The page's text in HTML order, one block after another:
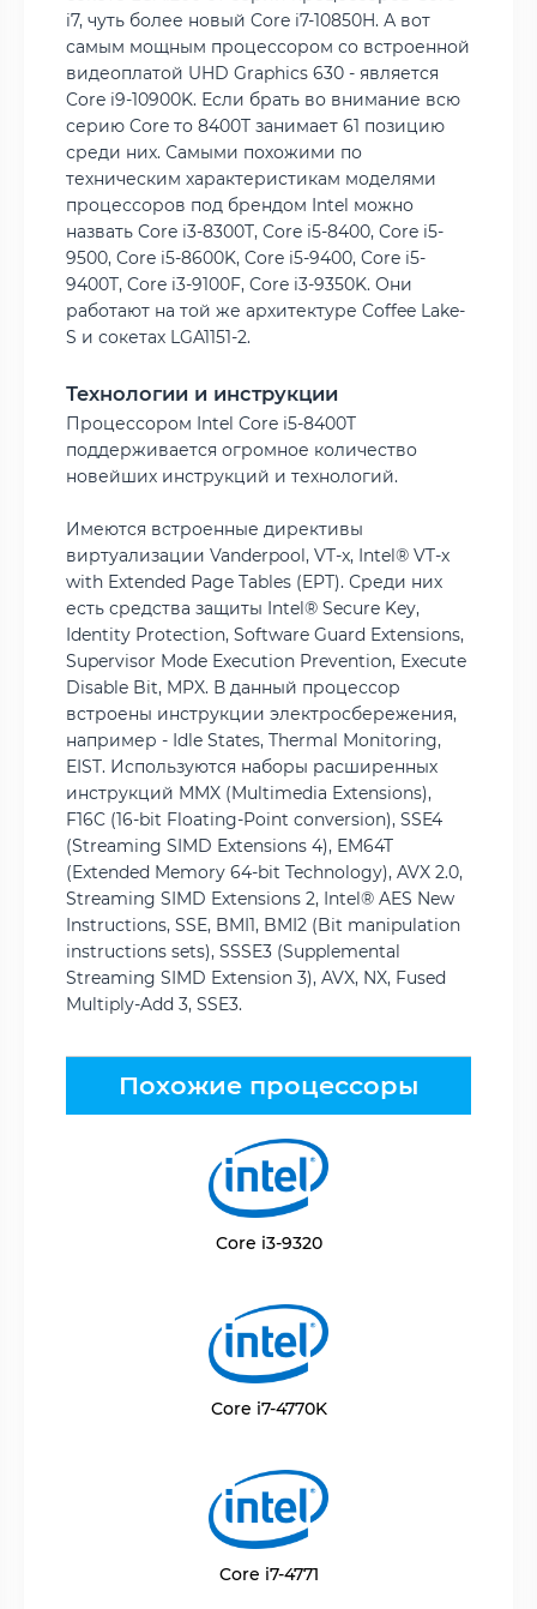
i7, чуть более новый Core i7-10850H. А вот
самым мощным процессором со встроенной
видеоплатой UHD Graphics 630 - является
Core i9-10900K. Если брать во внимание всю
серию Core то 8400T занимает 61 позицию
среди них. Самыми похожими по
техническим характеристикам моделями
процессоров под брендом Intel можно
назвать Core i3-8300T, Core i5-8400, Core i5-
9500, Core i5-8600K, Core i5-9400, Core i5-
9400T, Core i3-9100F, Core i3-9350K. Они
работают на той же архитектуре Coffee Lake-
S и сокетах LGA1151-2.
Технологии и инструкции
Процессором Intel Core i5-8400T
поддерживается огромное количество
новейших инструкций и технологий.
Имеются встроенные директивы
виртуализации Vanderpool, VT-x, Intel® VT-x
with Extended Page Tables (EPT). Среди них
есть средства защиты Intel® Secure Key,
Identity Protection, Software Guard Extensions,
Supervisor Mode Execution Prevention, Execute
Disable Bit, MPX. В данный процессор
встроены инструкции электросбережения,
например - Idle States, Thermal Monitoring,
EIST. Используются наборы расширенных
инструкций MMX (Multimedia Extensions),
F16C (16-bit Floating-Point conversion), SSE4
(Streaming SIMD Extensions 4), EM64T
(Extended Memory 64-bit Technology), AVX 2.0,
Streaming SIMD Extensions 2, Intel® AES New
Instructions, SSE, BMI1, BMI2 (Bit manipulation
instructions sets), SSSE3 (Supplemental
Streaming SIMD Extension 3), AVX, NX, Fused
Multiply-Add 3, SSE3.
Похожие процессоры
Core i3-9320
Core i7-4770K
Core i7-4771